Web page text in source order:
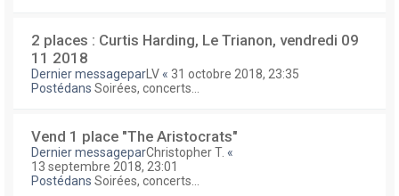
2 places : Curtis Harding, Le Trianon, vendredi 09
11 2018
Dernier messagepar LV « 31 octobre 2018, 23:35
Postédans Soirées, concerts...
Vend 1 place "The Aristocrats"
Dernier messageparChristopher T. «
13 septembre 2018, 23:01
Postédans Soirées, concerts...